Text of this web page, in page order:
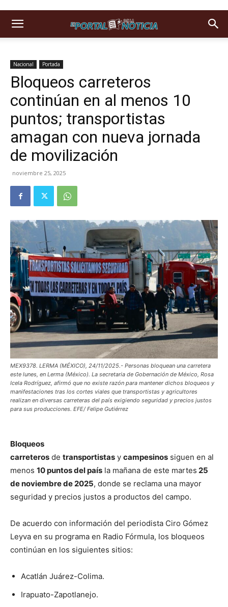
Nacional Portada
Bloqueos carreteros
continúan en al menos 10
puntos; transportistas
amagan con nueva jornada
de movilización
noviembre 25, 2025
MEX9378. LERMA (MÉXICO), 24/11/2025.- Personas bloquean una carretera
este lunes, en Lerma (México). La secretaria de Gobernación de México, Rosa
Icela Rodríguez, afirmó que no existe razón para mantener dichos bloqueos y
manifestaciones tras los cortes viales que transportistas y agricultores
realizan en diversas carreteras del país exigiendo seguridad y precios justos
para sus producciones. EFE/ Felipe Gutiérrez
Bloqueos
carreteros de transportistas y campesinos siguen en al
menos 10 puntos del país la mañana de este martes 25
de noviembre de 2025, donde se reclama una mayor
seguridad y precios justos a productos del campo.
De acuerdo con información del periodista Ciro Gómez
Leyva en su programa en Radio Fórmula, los bloqueos
continúan en los siguientes sitios:
Acatlán Juárez-Colima.
Irapuato-Zapotlanejo.